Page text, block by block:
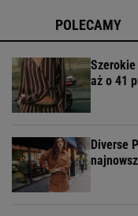
POLECAMY
aż o 41
Diverse